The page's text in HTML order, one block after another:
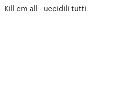
Kill em all - uccidili tutti